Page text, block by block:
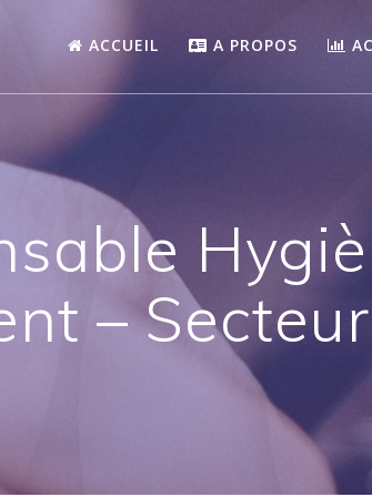
ACCUEIL A PROPOS
–